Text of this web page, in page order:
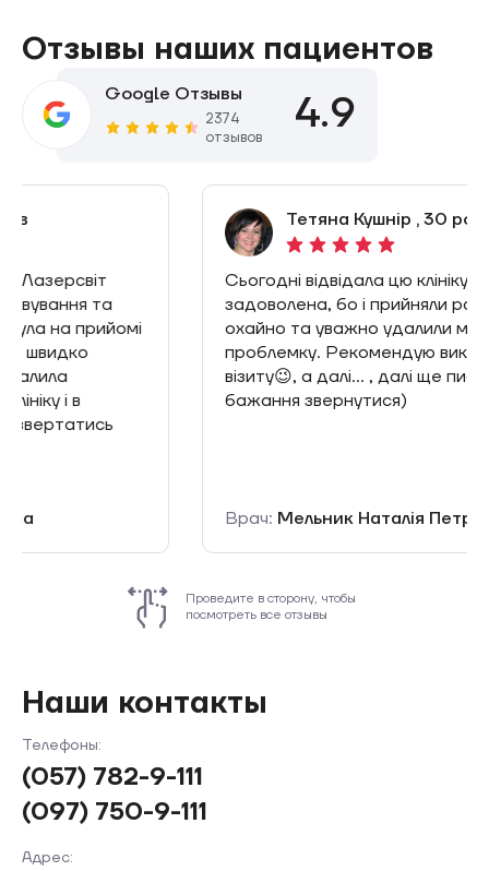
Отзывы наших пациентов
Google Отзывы
2374
отзывов
4.9
Тетяна Кушнір , 30 років
Сьогодні відвідала цю клініку і залишилась
задоволена, бо і прийняли раніше запису і
охайно та уважно удалили мою не естетичну
проблемку. Рекомендую виключно с першого
візиту😉, а далі… , далі ще писатиму, бо є ще
бажання звернутися)
Мельник Наталія Петрівна
Проведите в сторону, чтобы
посмотреть все отзывы
Наши контакты
Телефоны:
(057) 782-9-111
(097) 750-9-111
Адрес: